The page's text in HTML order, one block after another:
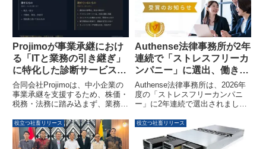
GmailやNotionなど既存アプリと
接続し、簡単な指示で複数サービ
スをまたぐ業務フローをAIエージ
ェントが設計・構築し、自動化を
支援します。
貫した「人材供給インフラ」とし
て再設計した取り組みが高く評価
されました。
Projimoが事業承継におけ
る「ITと業務の引き継ぎ」
に特化した診断サービス
「事業承継IT診断
Projimo」を提供開始
合同会社Projimoは、中小企業の
事業承継を支援するため、株価・
税務・法務に踏み込まず、業務の
可視化する新サービス「事業承継
IT診断Projimo」の提供を開始し
ました。このサービスは「先代依
Authense法律事務所が2年
連続で「ストレスフリーカ
ンパニー」に選出、働きや
すい職場環境を推進
Authense法律事務所は、2026年
度の「ストレスフリーカンパニ
ー」に2年連続で選出されまし
増床や柔軟な働き方を推進する制
度拡充を通じて、従業員が安心し
て働ける環境づくりに注力してい
役立つ社畜リリース 役立つ社畜リリース